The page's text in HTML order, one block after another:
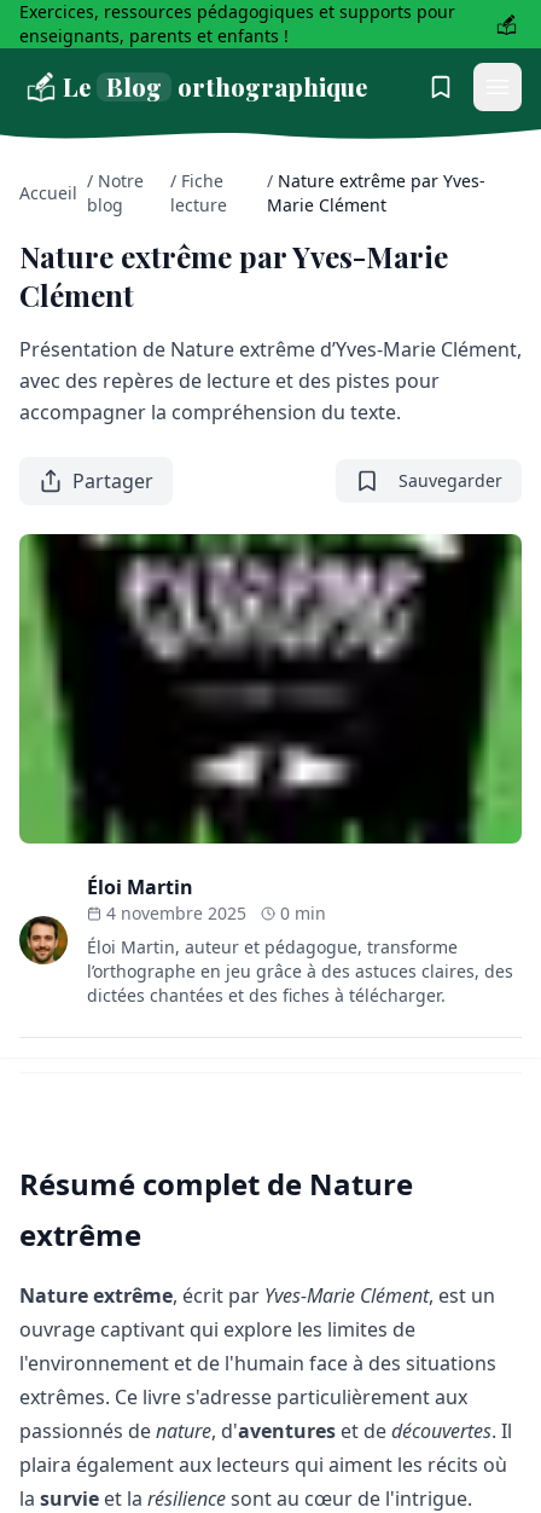
Exercices, ressources pédagogiques et supports pour
enseignants, parents et enfants !
Le Blog orthographique
Accueil
/ Notre
blog
/ Fiche
lecture
/ Nature extrême par Yves-
Marie Clément
Nature extrême par Yves-Marie
Clément
Présentation de Nature extrême d’Yves-Marie Clément,
avec des repères de lecture et des pistes pour
accompagner la compréhension du texte.
Partager Sauvegarder
Éloi Martin
4 novembre 2025
0 min
Éloi Martin, auteur et pédagogue, transforme
l’orthographe en jeu grâce à des astuces claires, des
dictées chantées et des fiches à télécharger.
Résumé complet de Nature
extrême
Nature extrême, écrit par Yves-Marie Clément, est un
ouvrage captivant qui explore les limites de
l'environnement et de l'humain face à des situations
extrêmes. Ce livre s'adresse particulièrement aux
passionnés denature, d'aventures et dedécouvertes. Il
plaira également aux lecteurs qui aiment les récits où
la survie et la résiliencesont au cœur de l'intrigue.